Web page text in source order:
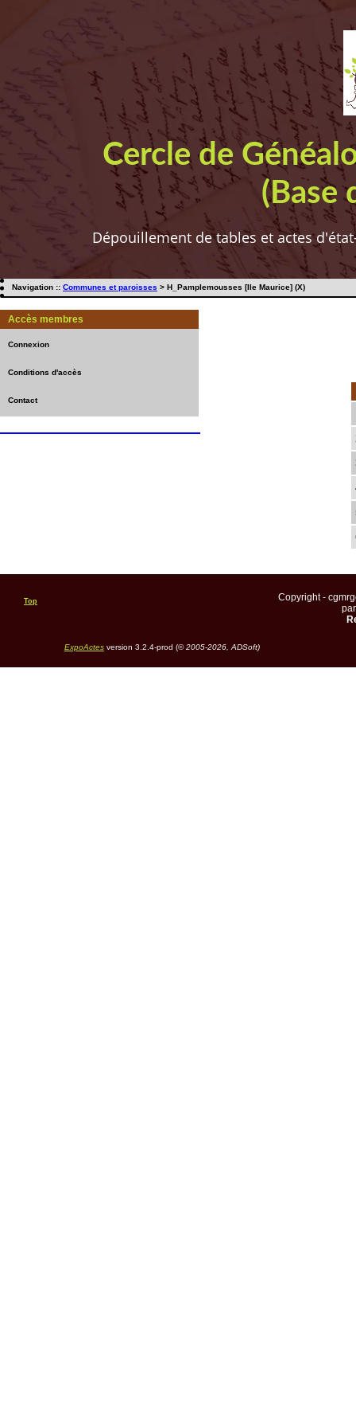
Cercle de
(Base
Dépouillement de tables et actes
Navigation :: Communes et paroisses > H_Pamplemousses [Ile Maurice] (X)
Accès membres
Connexion
Conditions d'accès
Contact
Top
Copyright -
ExpoActesversion 3.2.4-prod (©2005-2026, ADSoft)